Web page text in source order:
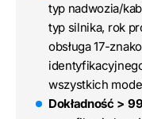
typ nadwozia/
typ silnika, rok
obsługa 17-
wszystkich
Dokładność >